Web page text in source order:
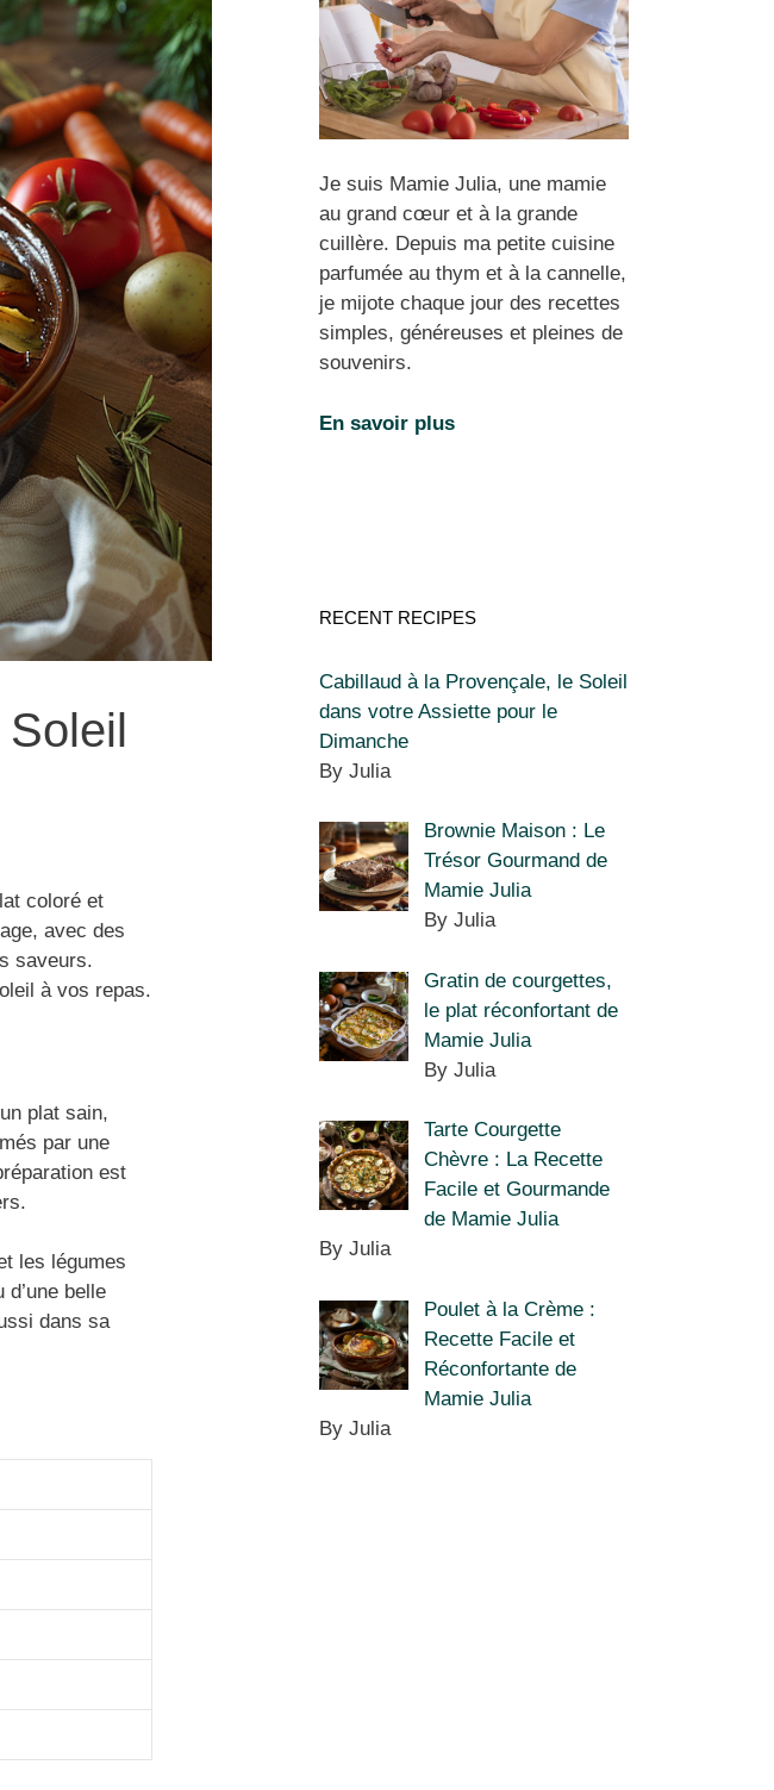
coloré et
avec des
saveurs.
à vos repas.
plat sain,
par une
est
les légumes
belle
dans sa
Je suis Mamie Julia, une mamie
au grand cœur et à la grande
cuillère. Depuis ma petite cuisine
parfumée au thym et à la cannelle,
je mijote chaque jour des recettes
simples, généreuses et pleines de
souvenirs.
En savoir plus
RECENT RECIPES
Cabillaud à la Provençale, le Soleil
dans votre Assiette pour le
Dimanche
By Julia
Brownie Maison : Le
Trésor Gourmand de
Mamie Julia
By Julia
Gratin de courgettes,
le plat réconfortant de
Mamie Julia
By Julia
Tarte Courgette
Chèvre : La Recette
Facile et Gourmande
de Mamie Julia
By Julia
Poulet à la Crème :
Recette Facile et
Réconfortante de
Mamie Julia
By Julia